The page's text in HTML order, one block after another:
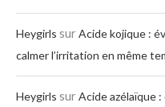
Heygirls surAcide kojique :
calmer l’irritation en même
Heygirls surAcide azélaïque